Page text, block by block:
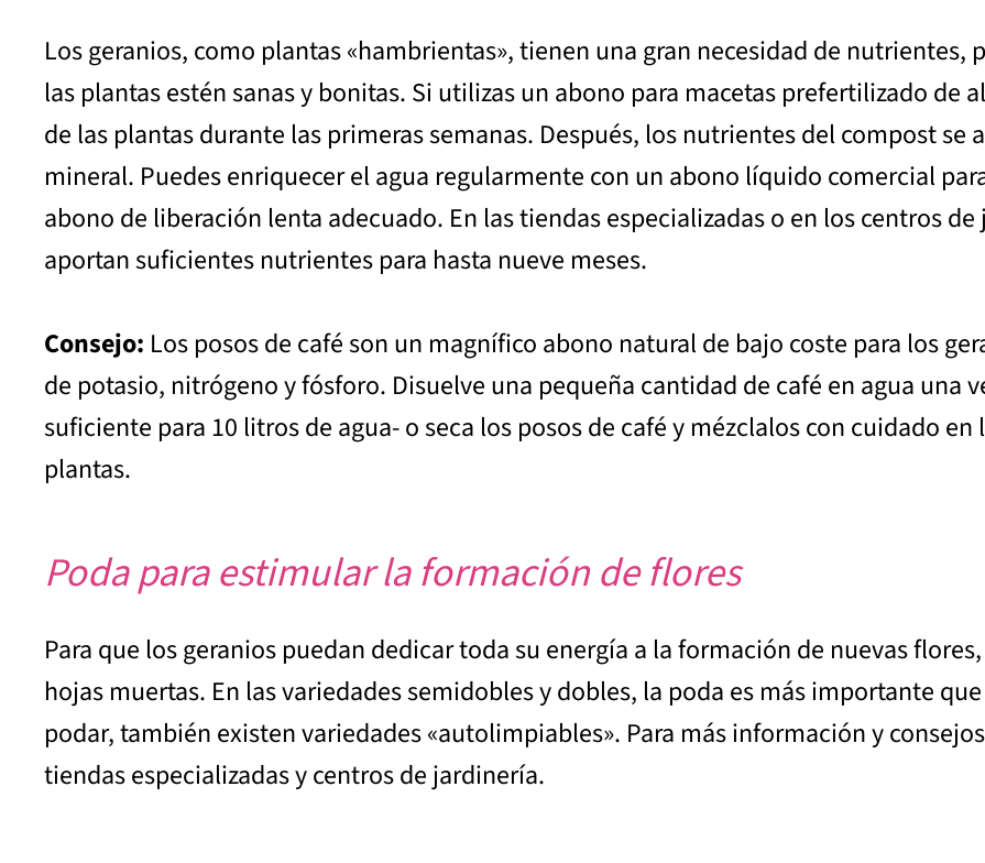
Los geranios, como plantas «hambrientas», tienen una gran necesidad de nutrientes,
las plantas estén sanas y bonitas. Si utilizas un abono para macetas prefertilizado de
de las plantas durante las primeras semanas. Después, los nutrientes del compost
mineral. Puedes enriquecer el agua regularmente con un abono líquido comercial
abono de liberación lenta adecuado. En las tiendas especializadas o en los centros
aportan suficientes nutrientes para hasta nueve meses.
Consejo: Los posos de café son un magnífico abono natural de bajo coste para los
de potasio, nitrógeno y fósforo. Disuelve una pequeña cantidad de café en agua una
suficiente para 10 litros de agua- o seca los posos de café y mézclalos con cuidado
plantas.
Poda para estimular la formación de flores
Para que los geranios puedan dedicar toda su energía a la formación de nuevas
hojas muertas. En las variedades semidobles y dobles, la poda es más importante
podar, también existen variedades «autolimpiables». Para más información y
tiendas especializadas y centros de jardinería.